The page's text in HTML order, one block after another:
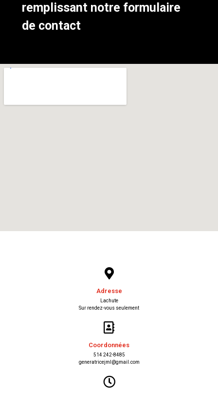
remplissant notre formulaire
de contact
Adresse
Lachute
Sur rendez-vous seulement
Coordonnées
514 242-8485
generatricejml@gmail.com